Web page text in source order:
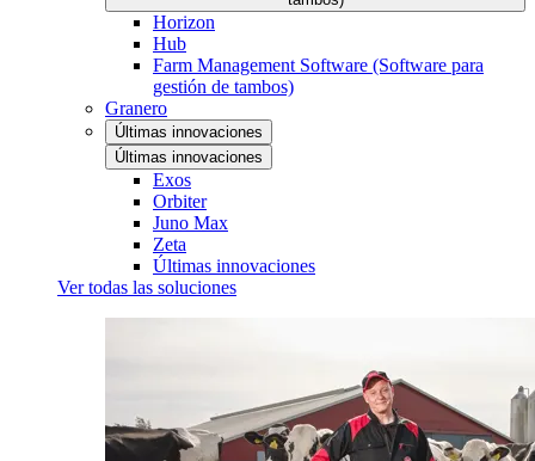
Horizon
Hub
Farm Management Software (Software para
gestión de tambos)
Granero
Últimas innovaciones
Últimas innovaciones
Exos
Orbiter
Juno Max
Zeta
Últimas innovaciones
Ver todas las soluciones